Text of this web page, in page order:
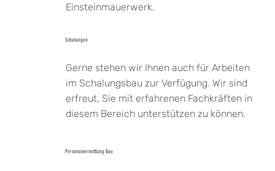
Einsteinmauerwerk.
Gerne stehen wir Ihnen auch für Arbeiten
im Schalungsbau zur Verfügung. Wir sind
erfreut, Sie mit erfahrenen Fachkräften in
diesem Bereich unterstützen zu können.
Schalungen
Personalvermittlung Bau